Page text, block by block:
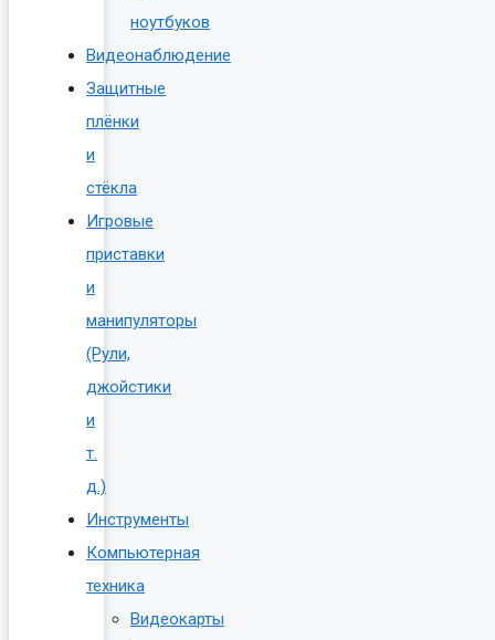
ноутбуков
Видеонаблюдение
Защитные
плёнки
и
стёкла
Игровые
приставки
и
манипуляторы
(Рули,
джойстики
и
т.
д.)
Инструменты
Компьютерная
техника
Видеокарты